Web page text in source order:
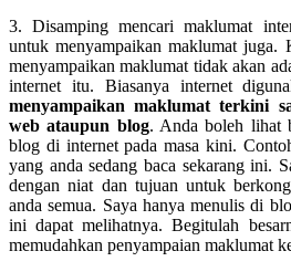
3. Disamping mencari maklumat
untuk menyampaikan maklumat juga.
menyampaikan maklumat tidak akan
internet itu. Biasanya internet
menyampaikan maklumat terkini
web ataupun blog. Anda boleh lihat
blog di internet pada masa kini.
yang anda sedang baca sekarang ini.
dengan niat dan tujuan untuk
anda semua. Saya hanya menulis di
ini dapat melihatnya. Begitulah
memudahkan penyampaian maklumat